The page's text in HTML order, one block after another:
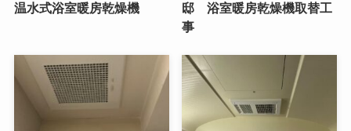
温水式浴室暖房乾燥機
邸 浴室暖房乾燥機取替工
事